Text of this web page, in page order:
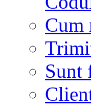
Cum
Sunt